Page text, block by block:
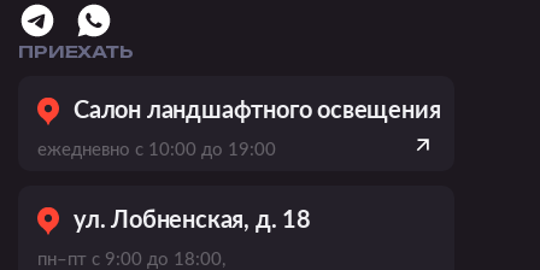
ПРИЕХАТЬ
Салон ландшафтного освещения
ежедневно с 10:00 до 19:00
ул. Лобненская, д. 18
пн–пт с 9:00 до 18:00,